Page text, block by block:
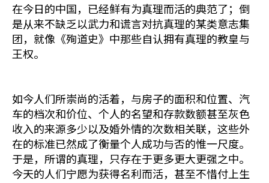
在今日的中国，已经鲜有为真理而活的典范了；倒
是从来不缺乏以武力和谎言对抗真理的某类意志集
团，就像《殉道史》中那些自认拥有真理的教皇与
王权。
如今人们所崇尚的活着，与房子的面积和位置、汽
车的档次和价位、个人的名望和存款数额甚至灰色
收入的来源多少以及婚外情的次数相关联，这些外
在的标准已然成了衡量个人成功与否的惟一尺度。
于是，所谓的真理，只存在于更多更大更强之中。
今天的人们宁愿为获得名利而活，甚至不惜付上生